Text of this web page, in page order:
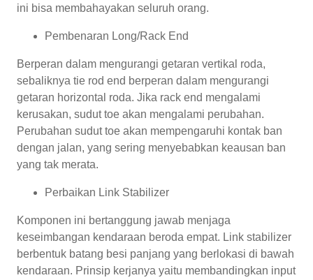
ini bisa membahayakan seluruh orang.
Pembenaran Long/Rack End
Berperan dalam mengurangi getaran vertikal roda,
sebaliknya tie rod end berperan dalam mengurangi
getaran horizontal roda. Jika rack end mengalami
kerusakan, sudut toe akan mengalami perubahan.
Perubahan sudut toe akan mempengaruhi kontak ban
dengan jalan, yang sering menyebabkan keausan ban
yang tak merata.
Perbaikan Link Stabilizer
Komponen ini bertanggung jawab menjaga
keseimbangan kendaraan beroda empat. Link stabilizer
berbentuk batang besi panjang yang berlokasi di bawah
kendaraan. Prinsip kerjanya yaitu membandingkan input